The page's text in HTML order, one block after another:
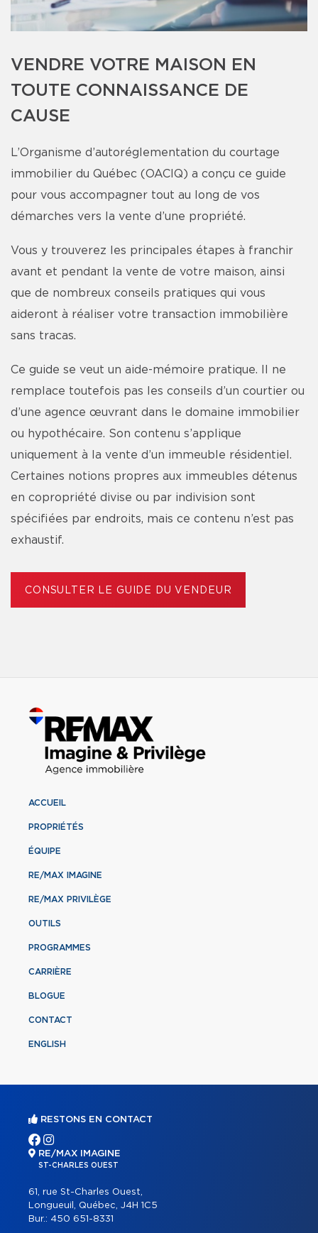
VENDRE VOTRE MAISON EN
TOUTE CONNAISSANCE DE
CAUSE
L’Organisme d’autoréglementation du courtage
immobilier du Québec (OACIQ) a conçu ce guide
pour vous accompagner tout au long de vos
démarches vers la vente d’une propriété.
Vous y trouverez les principales étapes à franchir
avant et pendant la vente de votre maison, ainsi
que de nombreux conseils pratiques qui vous
aideront à réaliser votre transaction immobilière
sans tracas.
Ce guide se veut un aide-mémoire pratique. Il ne
remplace toutefois pas les conseils d’un courtier ou
d’une agence œuvrant dans le domaine immobilier
ou hypothécaire. Son contenu s’applique
uniquement à la vente d’un immeuble résidentiel.
Certaines notions propres aux immeubles détenus
en copropriété divise ou par indivision sont
spécifiées par endroits, mais ce contenu n’est pas
exhaustif.
CONSULTER LE GUIDE DU VENDEUR
ACCUEIL
PROPRIÉTÉS
ÉQUIPE
RE/MAX IMAGINE
RE/MAX PRIVILÈGE
OUTILS
PROGRAMMES
CARRIÈRE
BLOGUE
CONTACT
ENGLISH
RESTONS EN CONTACT
RE/MAX IMAGINE
ST-CHARLES OUEST
61, rue St-Charles Ouest,
Longueuil, Québec, J4H 1C5
Bur.: 450 651-8331